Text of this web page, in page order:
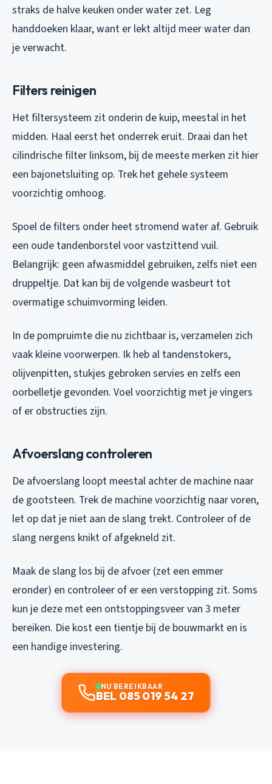
straks de halve keuken onder water zet. Leg
handdoeken klaar, want er lekt altijd meer water dan
je verwacht.
Filters reinigen
Het filtersysteem zit onderin de kuip, meestal in het
midden. Haal eerst het onderrek eruit. Draai dan het
cilindrische filter linksom, bij de meeste merken zit hier
een bajonetsluiting op. Trek het gehele systeem
voorzichtig omhoog.
Spoel de filters onder heet stromend water af. Gebruik
een oude tandenborstel voor vastzittend vuil.
Belangrijk: geen afwasmiddel gebruiken, zelfs niet een
druppeltje. Dat kan bij de volgende wasbeurt tot
overmatige schuimvorming leiden.
In de pompruimte die nu zichtbaar is, verzamelen zich
vaak kleine voorwerpen. Ik heb al tandenstokers,
olijvenpitten, stukjes gebroken servies en zelfs een
oorbelletje gevonden. Voel voorzichtig met je vingers
of er obstructies zijn.
Afvoerslang controleren
De afvoerslang loopt meestal achter de machine naar
de gootsteen. Trek de machine voorzichtig naar voren,
let op dat je niet aan de slang trekt. Controleer of de
slang nergens knikt of afgekneld zit.
Maak de slang los bij de afvoer (zet een emmer
eronder) en controleer of er een verstopping zit. Soms
kun je deze met een ontstoppingsveer van 3 meter
bereiken. Die kost een tientje bij de bouwmarkt en is
een handige investering.
NU BEREIKBAAR
BEL 085 019 54 27